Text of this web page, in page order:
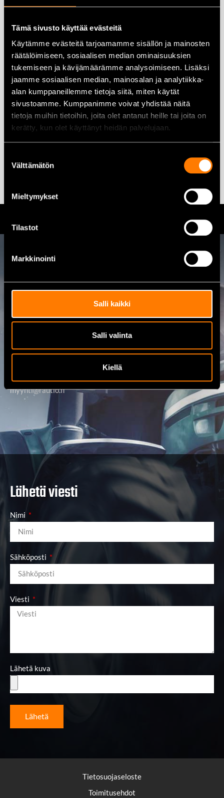
Tämä sivusto käyttää evästeitä
Käytämme evästeitä tarjoamamme sisällön ja mainosten
räätälöimiseen, sosiaalisen median ominaisuuksien
tukemiseen ja kävijämäärämme analysoimiseen. Lisäksi
jaamme sosiaalisen median, mainosalan ja analytiikka-
alan kumppaneillemme tietoja siitä, miten käytät
sivustoamme. Kumppanimme voivat yhdistää näitä
tietoja muihin tietoihin, joita olet antanut heille tai joita on
kerätty, kun olet käyttänyt heidän palvelujaan.
valinta
Välttämätön
Mieltymykset
Tilastot
Markkinointi
Salli kaikki
Salli valinta
Kiellä
Lisää ostoskoriin
Kulmavaihderasva 225 g –
GH53072
Teräketju 13″ .325″ 56 VL 1,3
mm – GH840
08 460 085
Osoite
Kalajoentie 21, 85100 Kalajoki
Avoinna
Sähköpostiosoite
myynti@rautio.fi
Lähetä viesti
Nimi
Sähköposti
Viesti
Lähetä kuva
Lähetä
Tietosuojaseloste
Toimitusehdot